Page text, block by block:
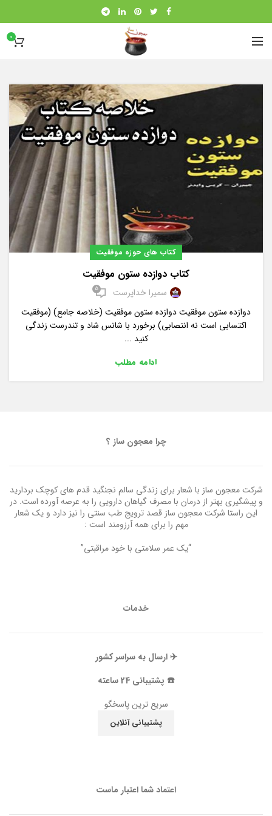
0
کتاب های حوزه موفقیت
کتاب دوازده ستون موفقیت
سمیرا خداپرست 5
دوازده ستون موفقیت دوازده ستون موفقیت (خلاصه جامع) (موفقیت
اکتسابی است نه انتصابی) برخورد با شانس شاد و تندرست زندگی
کنید ...
ادامه مطلب
چرا معجون ساز ؟
شرکت معجون ساز با شعار برای زندگی سالم نجنگید قدم های کوچک بردارید
و پیشگیری بهتر از درمان با مصرف گیاهان دارویی را به عرصه آورده است. در
این راستا شرکت معجون ساز قصد ترویج طب سنتی را نیز دارد و یک شعار
مهم را برای همه آرزومند است :
“یک عمر سلامتی با خود مراقبتی”
خدمات
✈️ ارسال به سراسر کشور
☎️ پشتیبانی 24 ساعته
سریع ترین پاسخگو
پشتیبانی آنلاین
اعتماد شما اعتبار ماست